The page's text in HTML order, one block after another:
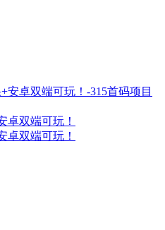
卓双端可玩！
卓双端可玩！